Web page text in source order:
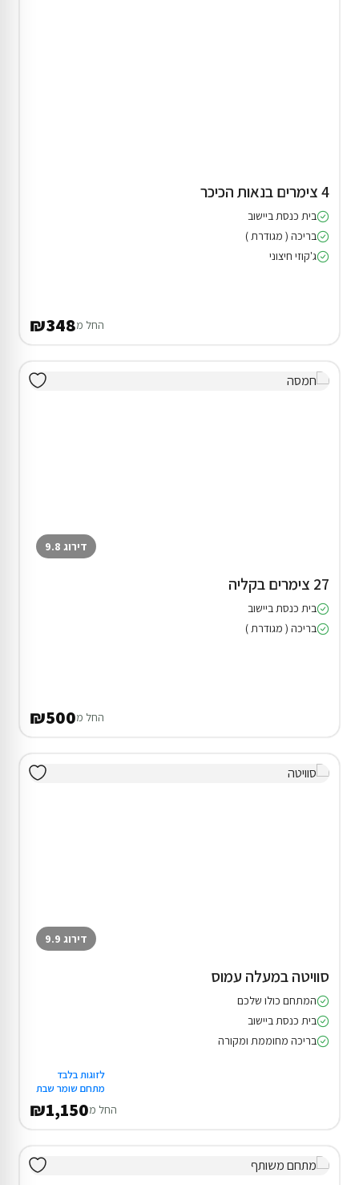
4 צימרים בנאות הכיכר
בית כנסת ביישוב
בריכה ( מגודרת )
ג'קוזי חיצוני
החל מ₪348
דירוג 9.8
27 צימרים בקליה
בית כנסת ביישוב
בריכה ( מגודרת )
החל מ₪500
דירוג 9.9
סוויטה במעלה עמוס
המתחם כולו שלכם
בית כנסת ביישוב
בריכה מחוממת ומקורה
לזוגות בלבד
מתחם שומר שבת
החל מ₪1,150